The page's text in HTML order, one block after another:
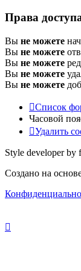
Права
Вы не можете
Вы не можете
Вы не можете
Вы не можете
Вы не можете
Список
Часовой
Удалить
Style developer by
Создано на